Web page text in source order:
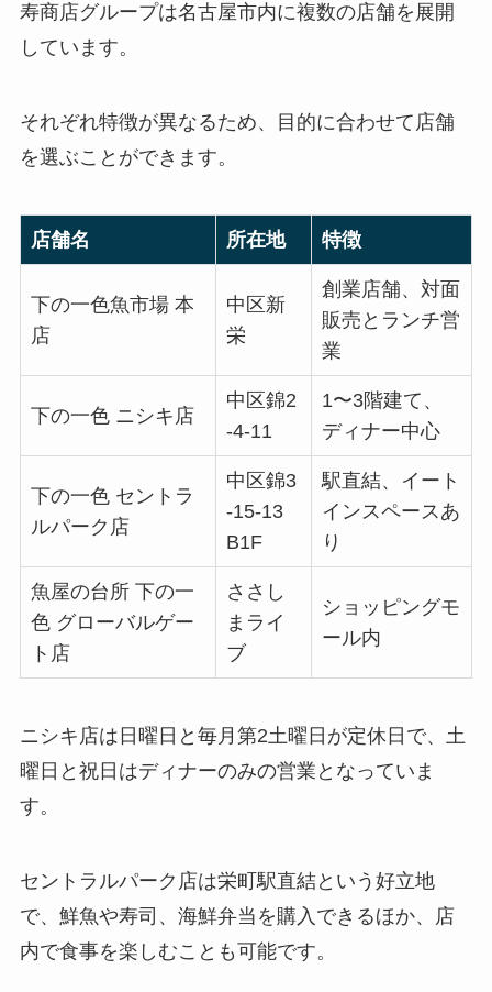
寿商店グループは名古屋市内に複数の店舗を展開
しています。
それぞれ特徴が異なるため、目的に合わせて店舗
を選ぶことができます。
店舗名 所在地 特徴
下の一色魚市場 本
店
中区新
栄
創業店舗、対面
販売とランチ営
業
下の一色 ニシキ店
中区錦2
-4-11
1〜3階建て、
ディナー中心
下の一色 セントラ
ルパーク店
中区錦3
-15-13
B1F
駅直結、イート
インスペースあ
り
魚屋の台所 下の一
色 グローバルゲー
ト店
ささし
まライ
ブ
ショッピングモ
ール内
ニシキ店は日曜日と毎月第2土曜日が定休日で、土
曜日と祝日はディナーのみの営業となっていま
す。
セントラルパーク店は栄町駅直結という好立地
で、鮮魚や寿司、海鮮弁当を購入できるほか、店
内で食事を楽しむことも可能です。